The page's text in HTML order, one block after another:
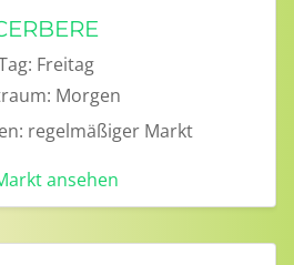
Freitag
Morgen
regelmäßiger Markt
ansehen